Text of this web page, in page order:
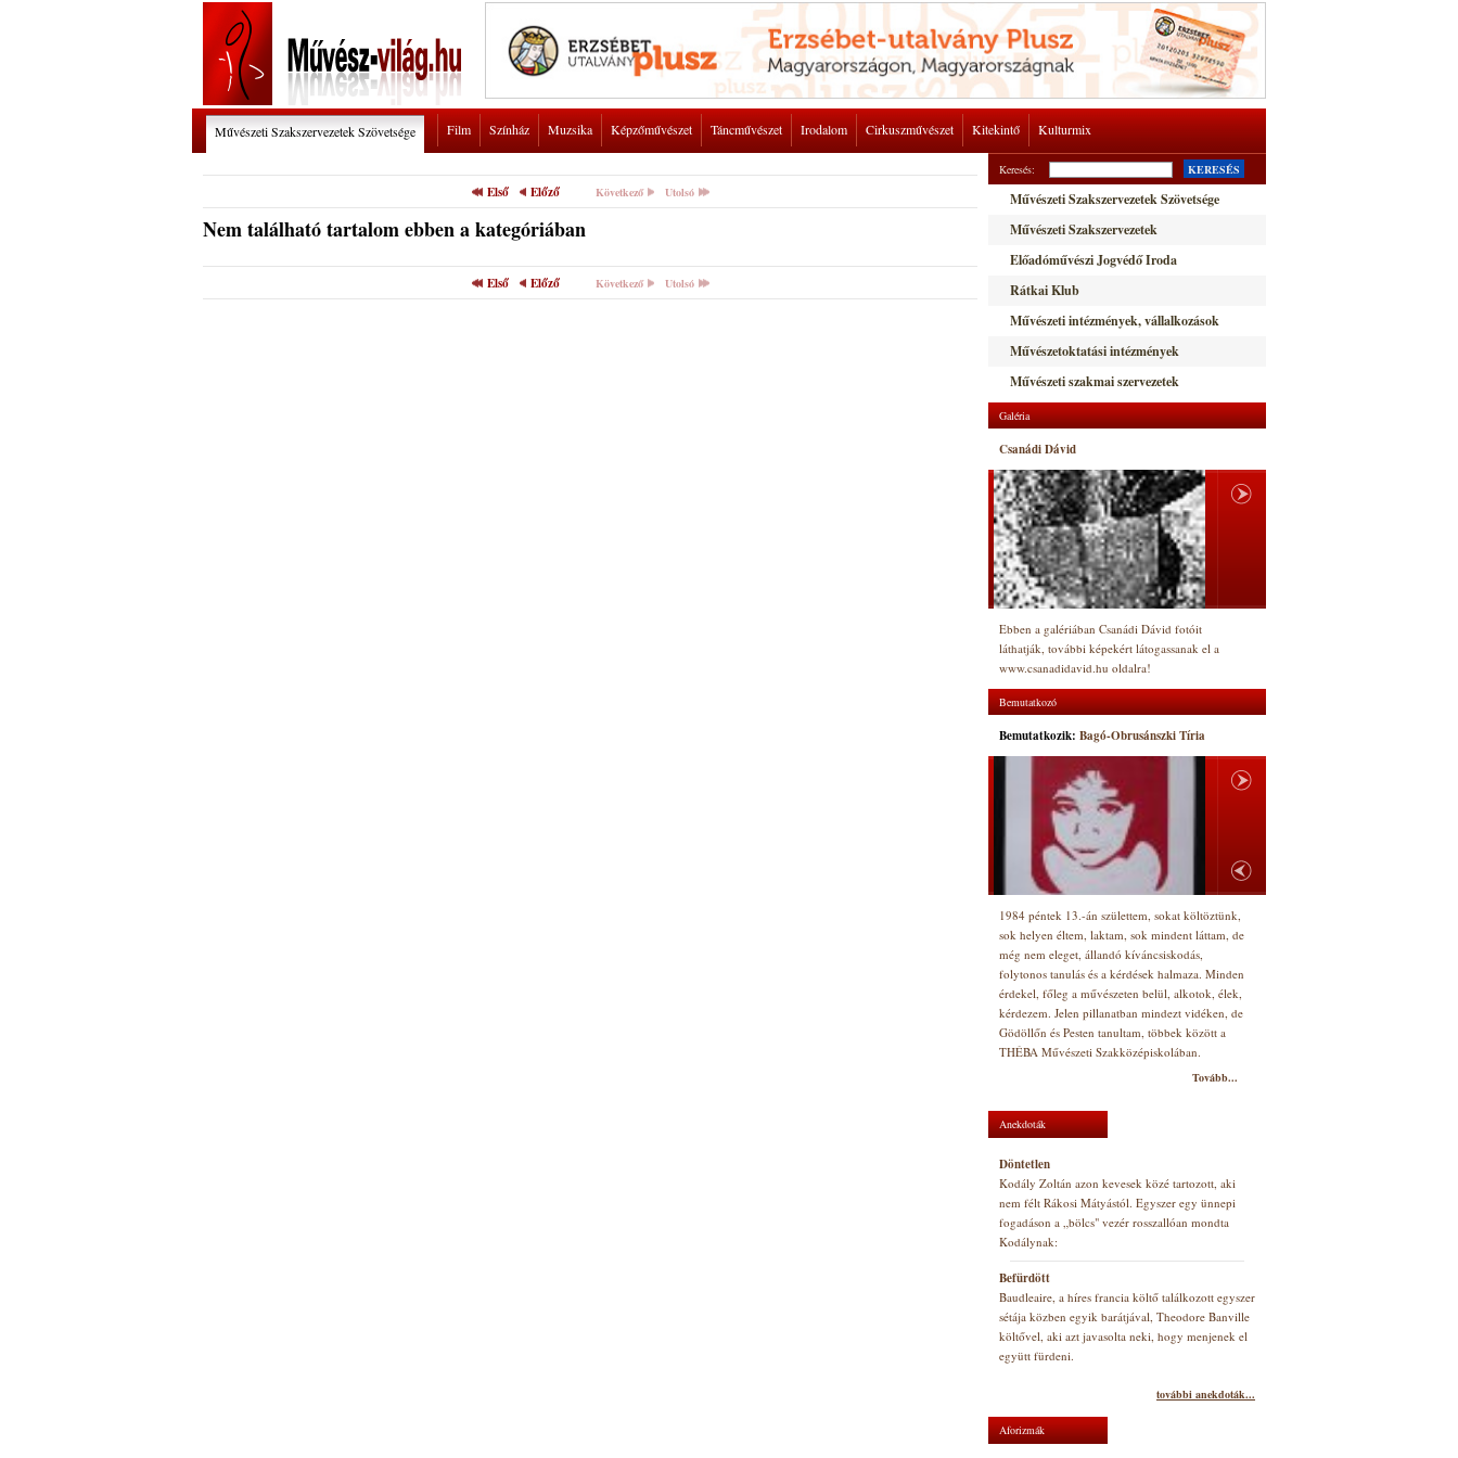
Művészeti Szakszervezetek Szövetsége Film Színház Muzsika Képzőművészet Táncművészet Irodalom Cirkuszművészet Kitekintő Kulturmix
Első Előző Következő Utolsó
Nem található tartalom ebben a kategóriában
Első Előző Következő Utolsó
Keresés: KERESÉS
Művészeti Szakszervezetek Szövetsége
Művészeti Szakszervezetek
Előadóművészi Jogvédő Iroda
Rátkai Klub
Művészeti intézmények, vállalkozások
Művészetoktatási intézmények
Művészeti szakmai szervezetek
Galéria
Csanádi Dávid
Ebben a galériában Csanádi Dávid fotóit
láthatják, további képekért látogassanak el a
www.csanadidavid.hu oldalra!
Bemutatkozó
Bemutatkozik: Bagó-Obrusánszki Tíria
1984 péntek 13.-án születtem, sokat költöztünk,
sok helyen éltem, laktam, sok mindent láttam, de
még nem eleget, állandó kíváncsiskodás,
folytonos tanulás és a kérdések halmaza. Minden
érdekel, főleg a művészeten belül, alkotok, élek,
kérdezem. Jelen pillanatban mindezt vidéken, de
Gödöllőn és Pesten tanultam, többek között a
THÉBA Művészeti Szakközépiskolában.
Tovább...
Anekdoták
Döntetlen
Kodály Zoltán azon kevesek közé tartozott, aki
nem félt Rákosi Mátyástól. Egyszer egy ünnepi
fogadáson a „bölcs" vezér rosszallóan mondta
Kodálynak:
Befürdött
Baudleaire, a híres francia költő találkozott egyszer
sétája közben egyik barátjával, Theodore Banville
költővel, aki azt javasolta neki, hogy menjenek el
együtt fürdeni.
további anekdoták...
Aforizmák